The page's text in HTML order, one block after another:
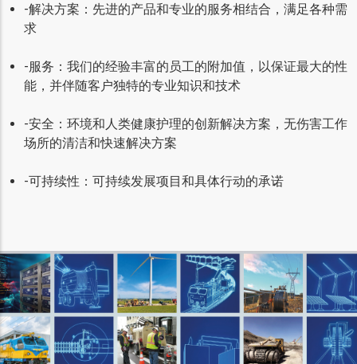
-解决方案：先进的产品和专业的服务相结合，满足各种需
求
-服务：我们的经验丰富的员工的附加值，以保证最大的性
能，并伴随客户独特的专业知识和技术
-安全：环境和人类健康护理的创新解决方案，无伤害工作
场所的清洁和快速解决方案
-可持续性：可持续发展项目和具体行动的承诺